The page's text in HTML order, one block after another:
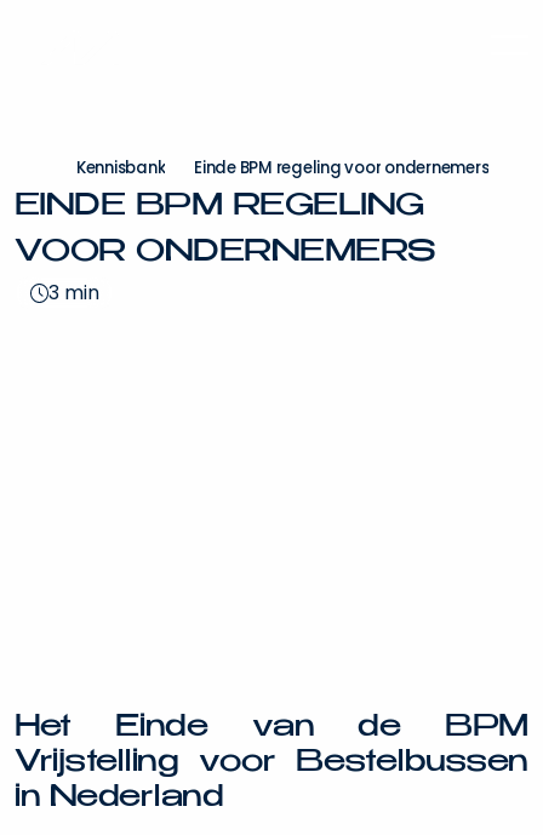
Kennisbank Einde BPM regelingvoor ondernemers
EINDE BPM REGELING
VOOR ON DERN EM ERS
3 min
Het Einde van de BPM
Vrijstelling voor Bestelbussen
in Nederland